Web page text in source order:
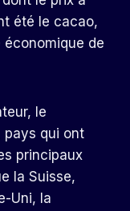
été le cacao,
de
le
pays qui ont
principaux
la Suisse,
Uni, la